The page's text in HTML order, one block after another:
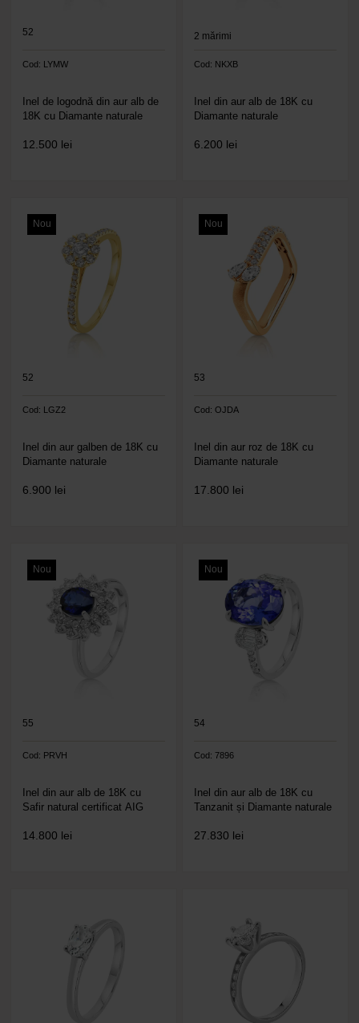
52
Cod: LYMW
Inel de logodnă din aur alb de
18K cu Diamante naturale
12.500 lei
2 mărimi
Cod: NKXB
Inel din aur alb de 18K cu
Diamante naturale
6.200 lei
Nou
52
Cod: LGZ2
Inel din aur galben de 18K cu
Diamante naturale
6.900 lei
Nou
53
Cod: OJDA
Inel din aur roz de 18K cu
Diamante naturale
17.800 lei
Nou
55
Cod: PRVH
Inel din aur alb de 18K cu
Safir natural certificat AIG
14.800 lei
Nou
54
Cod: 7896
Inel din aur alb de 18K cu
Tanzanit și Diamante naturale
27.830 lei